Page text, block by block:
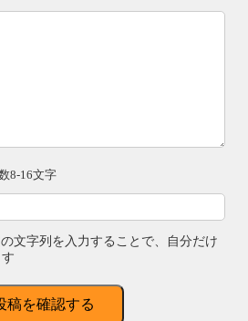
8-16文字
文字列を入力することで、自分だけ
稿を確認する